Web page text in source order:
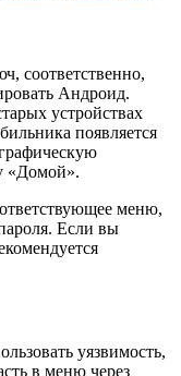
соответственно,
Андроид.
устройствах
появляется
«Домой».
меню,
Если вы
уязвимость,
в меню через